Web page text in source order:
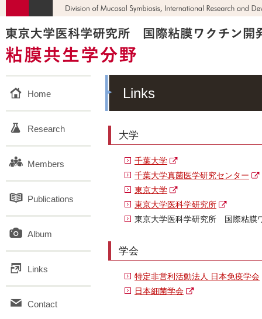
Home
Research
Members
Publications
Album
Links
Contact
Links
大学
千葉大学
千葉大学真菌医学研究センター
東京大学
東京大学医科学研究所
東京大学医科学研究所 国際粘膜
学会
特定非営利活動法人 日本免疫学会
日本細菌学会